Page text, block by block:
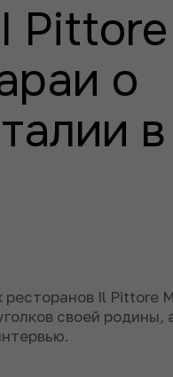
Pittore
о
в
Il Pittore
своей родины,